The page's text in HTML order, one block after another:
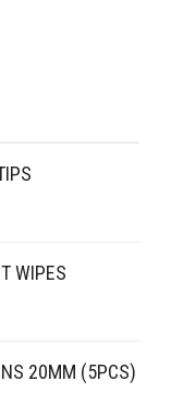
WIPES
20MM (5PCS)